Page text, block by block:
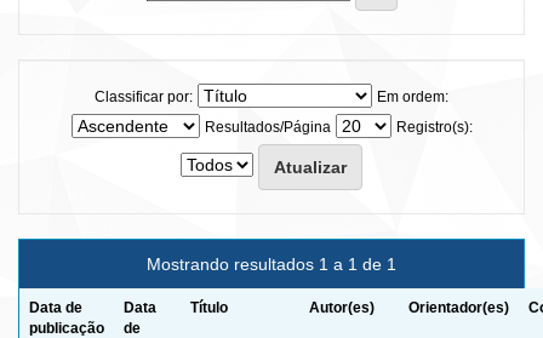
Classificar por:
Em ordem:
Resultados/Página
Registro(s):
Mostrando resultados 1 a 1 de 1
Data de
publicação
Data
de
Título Autor(es) Orientador(es)